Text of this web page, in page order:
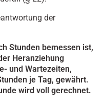
der
Stunden bemessen ist,
Heranziehung
und Wartezeiten,
je Tag, gewährt.
wird voll gerechnet.